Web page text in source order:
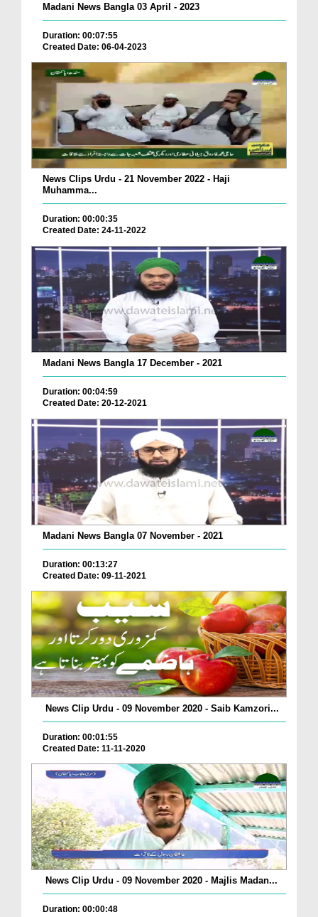
Madani News Bangla 03 April - 2023
Duration: 00:07:55
Created Date: 06-04-2023
News Clips Urdu - 21 November 2022 - Haji
Muhamma...
Duration: 00:00:35
Created Date: 24-11-2022
Madani News Bangla 17 December - 2021
Duration: 00:04:59
Created Date: 20-12-2021
Madani News Bangla 07 November - 2021
Duration: 00:13:27
Created Date: 09-11-2021
News Clip Urdu - 09 November 2020 - Saib Kamzori...
Duration: 00:01:55
Created Date: 11-11-2020
News Clip Urdu - 09 November 2020 - Majlis Madan...
Duration: 00:00:48